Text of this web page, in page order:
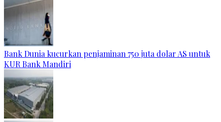
Bank Dunia kucurkan penjaminan 750 juta dolar AS untuk
KUR Bank Mandiri